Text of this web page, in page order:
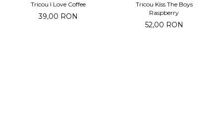
Tricou I Love Coffee
39,00 RON
Tricou Kiss The Boys
Raspberry
52,00 RON